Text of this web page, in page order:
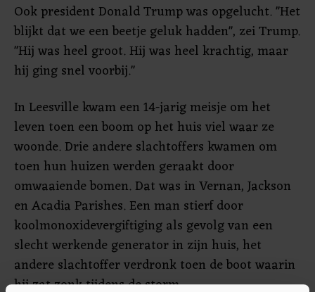
Ook president Donald Trump was opgelucht. "Het
blijkt dat we een beetje geluk hadden", zei Trump.
"Hij was heel groot. Hij was heel krachtig, maar
hij ging snel voorbij."
In Leesville kwam een 14-jarig meisje om het
leven toen een boom op het huis viel waar ze
woonde. Drie andere slachtoffers kwamen om
toen hun huizen werden geraakt door
omwaaiende bomen. Dat was in Vernan, Jackson
en Acadia Parishes. Een man stierf door
koolmonoxidevergiftiging als gevolg van een
slecht werkende generator in zijn huis, het
andere slachtoffer verdronk toen de boot waarin
hij zat zonk tijdens de storm.